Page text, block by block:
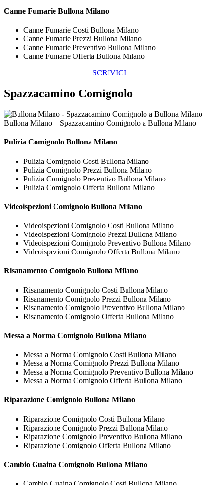
Canne Fumarie Bullona Milano
Canne Fumarie Costi Bullona Milano
Canne Fumarie Prezzi Bullona Milano
Canne Fumarie Preventivo Bullona Milano
Canne Fumarie Offerta Bullona Milano
SCRIVICI
Spazzacamino Comignolo
Bullona Milano – Spazzacamino Comignolo a Bullona Milano
Pulizia Comignolo Bullona Milano
Pulizia Comignolo Costi Bullona Milano
Pulizia Comignolo Prezzi Bullona Milano
Pulizia Comignolo Preventivo Bullona Milano
Pulizia Comignolo Offerta Bullona Milano
Videoispezioni Comignolo Bullona Milano
Videoispezioni Comignolo Costi Bullona Milano
Videoispezioni Comignolo Prezzi Bullona Milano
Videoispezioni Comignolo Preventivo Bullona Milano
Videoispezioni Comignolo Offerta Bullona Milano
Risanamento Comignolo Bullona Milano
Risanamento Comignolo Costi Bullona Milano
Risanamento Comignolo Prezzi Bullona Milano
Risanamento Comignolo Preventivo Bullona Milano
Risanamento Comignolo Offerta Bullona Milano
Messa a Norma Comignolo Bullona Milano
Messa a Norma Comignolo Costi Bullona Milano
Messa a Norma Comignolo Prezzi Bullona Milano
Messa a Norma Comignolo Preventivo Bullona Milano
Messa a Norma Comignolo Offerta Bullona Milano
Riparazione Comignolo Bullona Milano
Riparazione Comignolo Costi Bullona Milano
Riparazione Comignolo Prezzi Bullona Milano
Riparazione Comignolo Preventivo Bullona Milano
Riparazione Comignolo Offerta Bullona Milano
Cambio Guaina Comignolo Bullona Milano